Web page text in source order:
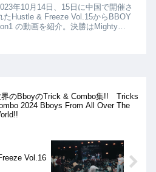
年10月14日、15日に中国で開催さ
たHustle & Freeze Vol.15からBBOY
の動画を紹介。決勝はMighty
界のBboyのTrick & Combo集!! Tricks
2024 Bboys From All Over The
Vol.16